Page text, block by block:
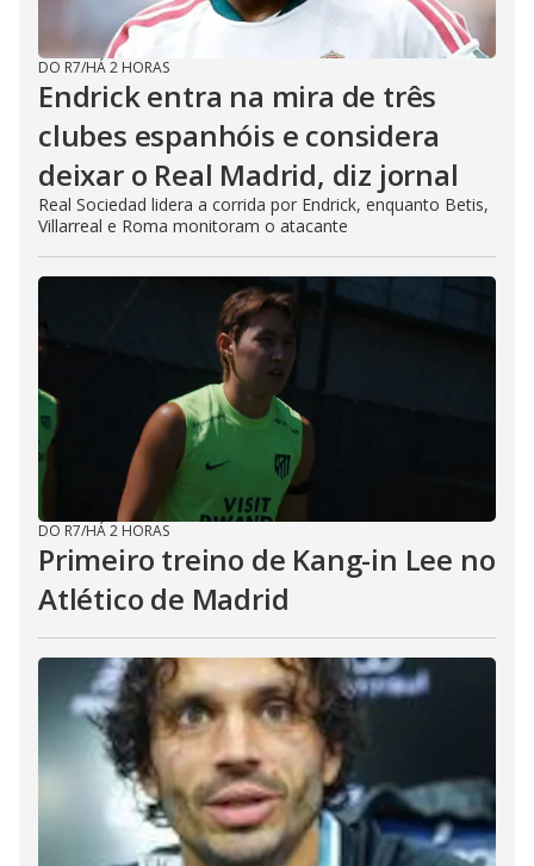
DO R7/HÁ 2 HORAS
Endrick entra na mira de três
clubes espanhóis e considera
deixar o Real Madrid, diz jornal
Real Sociedad lidera a corrida por Endrick, enquanto Betis,
Villarreal e Roma monitoram o atacante
DO R7/HÁ 2 HORAS
Primeiro treino de Kang-in Lee no
Atlético de Madrid